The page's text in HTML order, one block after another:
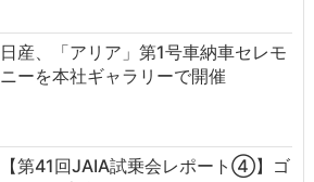
日産、「アリア」第1号車納車セレモ
ニーを本社ギャラリーで開催
【第41回JAIA試乗会レポート④】ゴ